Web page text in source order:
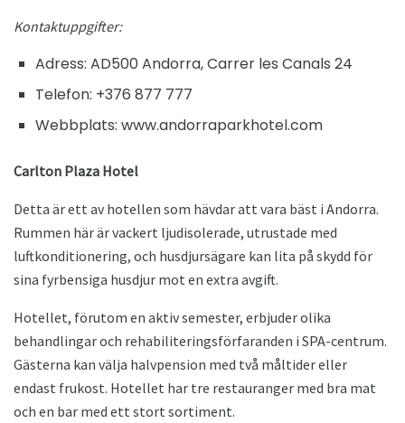
Kontaktuppgifter:
Adress: AD500 Andorra, Carrer les Canals 24
Telefon: +376 877 777
Webbplats: www.andorraparkhotel.com
Carlton Plaza Hotel
Detta är ett av hotellen som hävdar att vara bäst i Andorra.
Rummen här är vackert ljudisolerade, utrustade med
luftkonditionering, och husdjursägare kan lita på skydd för
sina fyrbensiga husdjur mot en extra avgift.
Hotellet, förutom en aktiv semester, erbjuder olika
behandlingar och rehabiliteringsförfaranden i SPA-centrum.
Gästerna kan välja halvpension med två måltider eller
endast frukost. Hotellet har tre restauranger med bra mat
och en bar med ett stort sortiment.